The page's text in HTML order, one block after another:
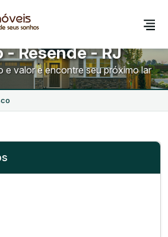
Venda no Jardim
- Resende - RJ
e valor e encontre seu próximo lar